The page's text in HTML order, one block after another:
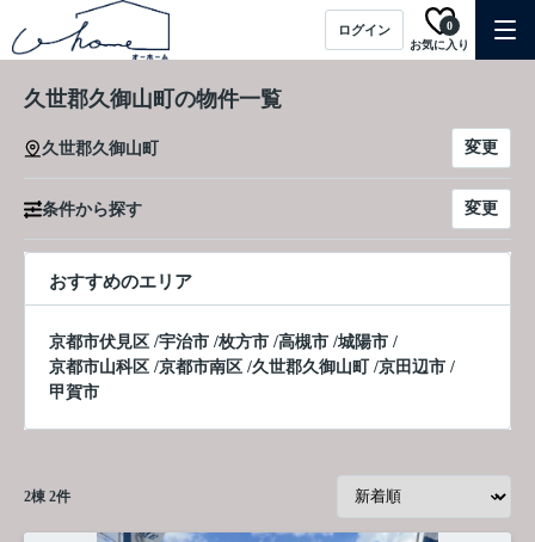
ログイン
お気に入り
0
久世郡久御山町の物件一覧
久世郡久御山町 変更
条件から探す 変更
おすすめのエリア
京都市伏見区 /宇治市 /枚方市 /高槻市 /城陽市 /
京都市山科区 /京都市南区 /久世郡久御山町 /京田辺市 /
甲賀市
2棟 2件